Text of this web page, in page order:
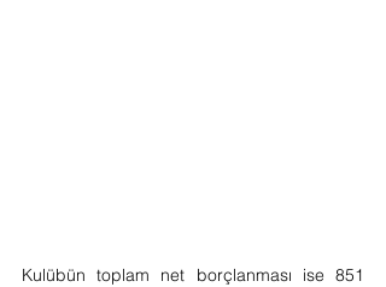
Kulübün toplam net borçlanması ise 851